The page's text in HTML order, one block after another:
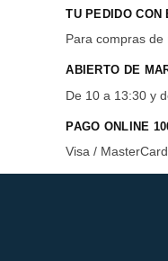
TU PEDIDO CON
Para compras
ABIERTO DE
De 10 a 13:30 y
PAGO ONLINE
Visa /